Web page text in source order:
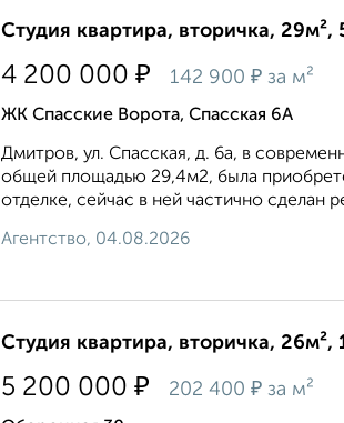
Студия квартира, вторичка, 29м²,
4 200 000 ₽ 142 900 ₽ за м²
ЖК Спасские Ворота, Спасская 6А
Дмитров, ул. Спасская, д. 6а, в
общей площадью 29,4м2, была
отделке, сейчас в ней частично сделан
Агентство, 04.08.2026
Студия квартира, вторичка, 26м²,
5 200 000 ₽ 202 400 ₽ за м²